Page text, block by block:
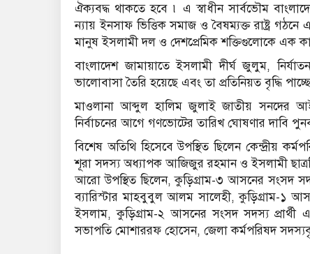
ঐক্যবদ্ধ থাকতে হবে ৷ এ স্বাধীন সার্বভৌম
ন্যায় ইনসাফ ভিত্তিক সমাজ ও বৈষম্যক্ত রাষ্ট্র গঠনে
মানুষ ইসলামী দল ও দেশপ্রেমিক শক্তিগুলোকে এক
বাংলাদেশ জামায়াতে ইসলামী দীর্ঘ জুলুম,
ভালোবাসা তৈরি হয়েছে এবং তা প্রতিনিয়ত বৃদ্ধি
মাওলানা আব্দুল হালিম জুলাই জাতীয় সনদের
নির্বাচনের আগে গণভোটের তারিখ ঘোষণার দাবি
বিশেষ অতিথি হিসেবে উপস্থিত ছিলেন কেন্দ্রীয়
শূরা সদস্য অধ্যাপক আজিজুর রহমান ও ইসলামী
আরো উপস্থিত ছিলেন, কুড়িগ্রাম-৩ আসনের সংসদ
ব্যারিস্টার মাহবুবুল আলম সালেহী, কুড়িগ্রাম-১
ইসলাম, কুড়িগ্রাম-২ আসনের সংসদ সদস্য প্রার্থী
সভাপতি মোশাররফ হোসেন, জেলা কর্মপরিষদ